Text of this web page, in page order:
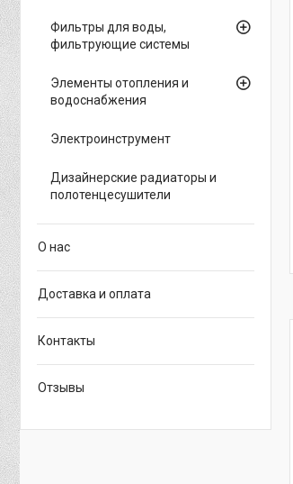
Фильтры для воды,
фильтрующие системы
Элементы отопления и
водоснабжения
Электроинструмент
Дизайнерские радиаторы и
полотенцесушители
О нас
Доставка и оплата
Контакты
Отзывы